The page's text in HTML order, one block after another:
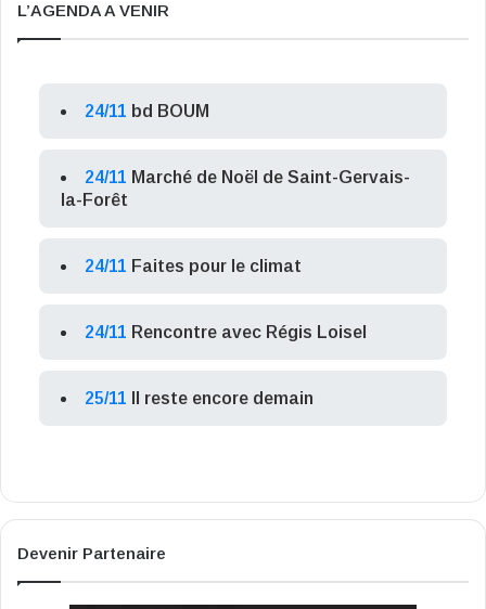
L’AGENDA A VENIR
24/11 bd BOUM
24/11 Marché de Noël de Saint-Gervais-
la-Forêt
24/11 Faites pour le climat
24/11 Rencontre avec Régis Loisel
25/11 Il reste encore demain
Devenir Partenaire